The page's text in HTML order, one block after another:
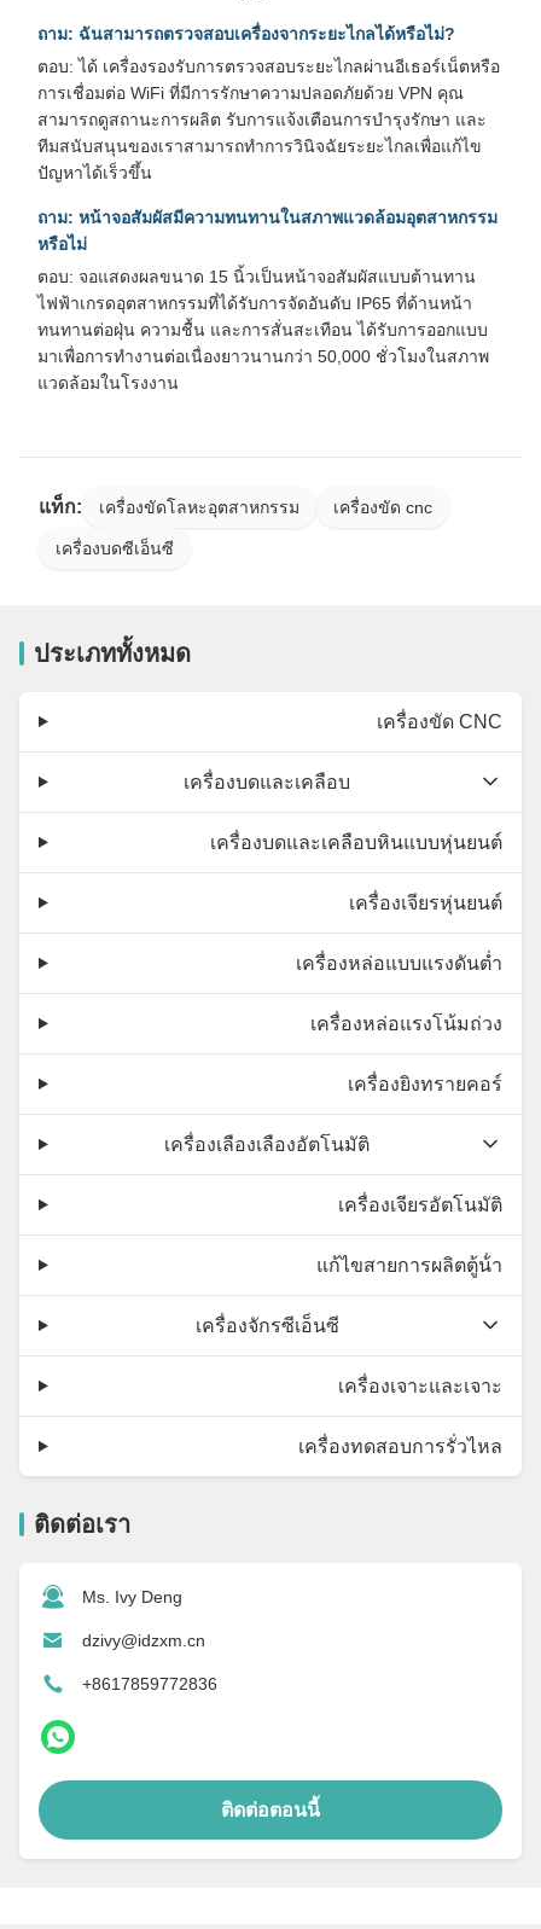
ถาม: ฉันสามารถตรวจสอบเครื่องจากระยะไกลได้หรือไม่?
ตอบ: ได้ เครื่องรองรับการตรวจสอบระยะไกลผ่านอีเธอร์เน็ตหรือ
การเชื่อมต่อ WiFi ที่มีการรักษาความปลอดภัยด้วย VPN คุณ
สามารถดูสถานะการผลิต รับการแจ้งเตือนการบำรุงรักษา และ
ทีมสนับสนุนของเราสามารถทำการวินิจฉัยระยะไกลเพื่อแก้ไข
ปัญหาได้เร็วขึ้น
ถาม: หน้าจอสัมผัสมีความทนทานในสภาพแวดล้อมอุตสาหกรรม
หรือไม่
ตอบ: จอแสดงผลขนาด 15 นิ้วเป็นหน้าจอสัมผัสแบบต้านทาน
ไฟฟ้าเกรดอุตสาหกรรมที่ได้รับการจัดอันดับ IP65 ที่ด้านหน้า
ทนทานต่อฝุ่น ความชื้น และการสั่นสะเทือน ได้รับการออกแบบ
มาเพื่อการทำงานต่อเนื่องยาวนานกว่า 50,000 ชั่วโมงในสภาพ
แวดล้อมในโรงงาน
แท็ก: เครื่องขัดโลหะอุตสาหกรรม เครื่องขัด cnc
เครื่องบดซีเอ็นซี
ประเภททั้งหมด
เครื่องขัด CNC
เครื่องบดและเคลือบ
เครื่องบดและเคลือบหินแบบหุ่นยนต์
เครื่องเจียรหุ่นยนต์
เครื่องหล่อแบบแรงดันต่ำ
เครื่องหล่อแรงโน้มถ่วง
เครื่องยิงทรายคอร์
เครื่องเลืองเลืองอัตโนมัติ
เครื่องเจียรอัตโนมัติ
แก้ไขสายการผลิตตู้น้ํา
เครื่องจักรซีเอ็นซี
เครื่องเจาะและเจาะ
เครื่องทดสอบการรั่วไหล
ติดต่อเรา
Ms. Ivy Deng
dzivy@idzxm.cn
+8617859772836
ติดต่อตอนนี้